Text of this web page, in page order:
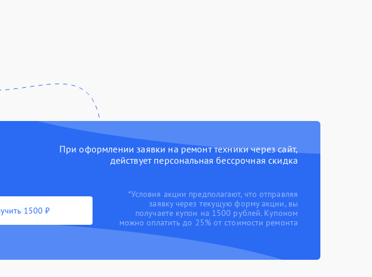
При оформлении заявки на ремонт техники через сайт,
действует персональная бессрочная скидка
1500 ₽
*Условия акции предполагают, что отправляя
заявку через текущую форму акции, вы
получаете купон на 1500 рублей. Купоном
можно оплатить до 25% от стоимости ремонта